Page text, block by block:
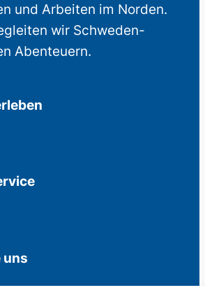
und Arbeiten im Norden.
wir Schweden-
Abenteuern.
uns